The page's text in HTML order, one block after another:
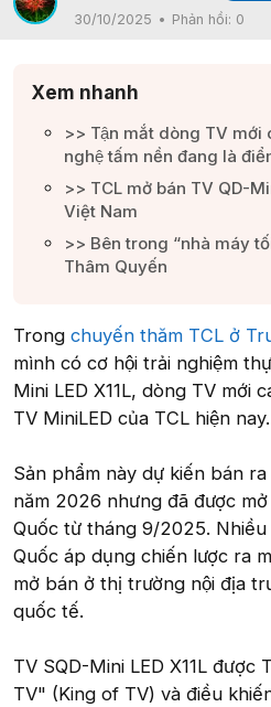
30/10/2025
Phản hồi: 0
Xem nhanh
>> Tận mắt dòng TV mới
nghệ tấm nền đang là
>> TCL mở bán TV QD-
Việt Nam​
>> Bên trong “nhà máy
Thâm Quyến​
Trong chuyến thăm TCL ở
mình có cơ hội trải nghiệm
Mini LED X11L, dòng TV mới
TV MiniLED của TCL hiện nay.
Sản phẩm này dự kiến bán
năm 2026 nhưng đã được
Quốc từ tháng 9/2025.
Quốc áp dụng chiến lược ra
mở bán ở thị trường nội địa
quốc tế.
TV SQD-Mini LED X11L được
TV" (King of TV) và điều